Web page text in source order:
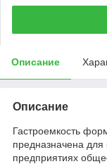
Описание
Описание
Гастроемкость
предназначена
предприятиях